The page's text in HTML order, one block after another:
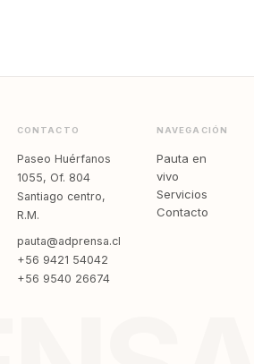
CONTACTO
Paseo Huérfanos
1055, Of. 804
Santiago centro,
R.M.
pauta@adprensa.cl
+56 9421 54042
+56 9540 26674
NAVEGACIÓN
Pauta en
vivo
Servicios
Contacto